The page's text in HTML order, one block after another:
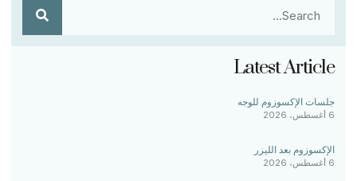
Latest Article
جلسات الإكسوزوم للوجه
6 أغسطس، 2026
الإكسوزوم بعد الليزر
6 أغسطس، 2026